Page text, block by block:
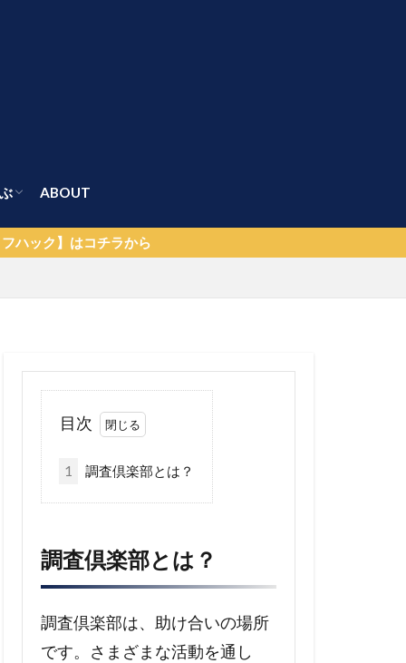
】
スキルが必要な理由
ド
ABOUT
から
目次
1 調査倶楽部とは？
調査倶楽部とは？
調査倶楽部は、助け合いの場所
です。さまざまな活動を通し